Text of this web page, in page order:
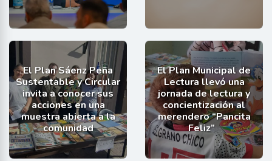
El Plan Sáenz Peña
Sustentable y Circular
invita a conocer sus
acciones en una
muestra abierta a la
comunidad
El Plan Municipal de
Lectura llevó una
jornada de lectura y
concientización al
merendero “Pancita
Feliz”